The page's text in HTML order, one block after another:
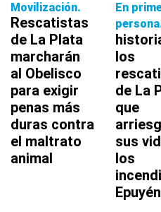
Movilización
Rescatistas
de La Plata
marcharán
al Obelisco
para exigir
penas más
duras contra
el maltrato
animal
En
persona
los
de La
que
sus
los
Epuyén